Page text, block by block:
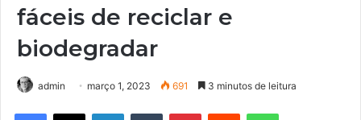
fáceis de reciclar e
biodegradar
admin março 1, 2023 691 3 minutos de leitura
Facebook
X LinkedinTumblr PinterestReddit WhatsApp